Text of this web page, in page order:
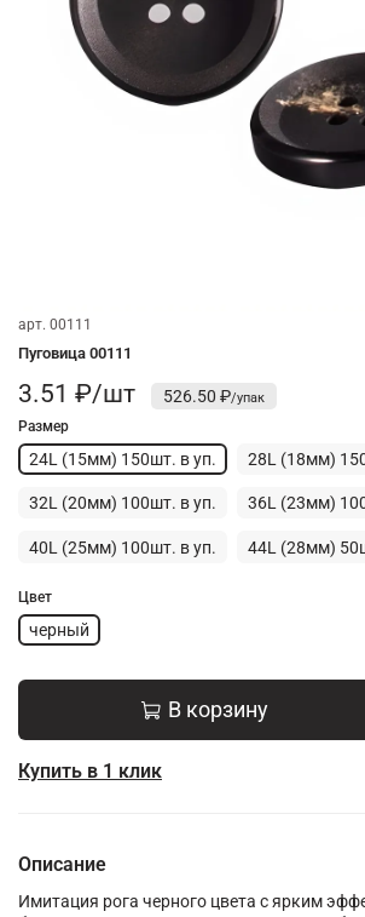
арт. 00111
Пуговица 00111
3.51 ₽/шт 526.50 ₽
Размер
24L (15мм) 150шт. в уп. 28L (18мм)
32L (20мм) 100шт. в уп. 36L (23мм)
40L (25мм) 100шт. в уп. 44L (28мм)
Цвет
черный
В корзину
Купить в 1 клик
Описание
Имитация рога черного цвета с ярким